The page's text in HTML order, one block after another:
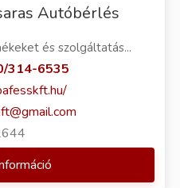
Autóbérlés
és szolgáltatás...
314-6535